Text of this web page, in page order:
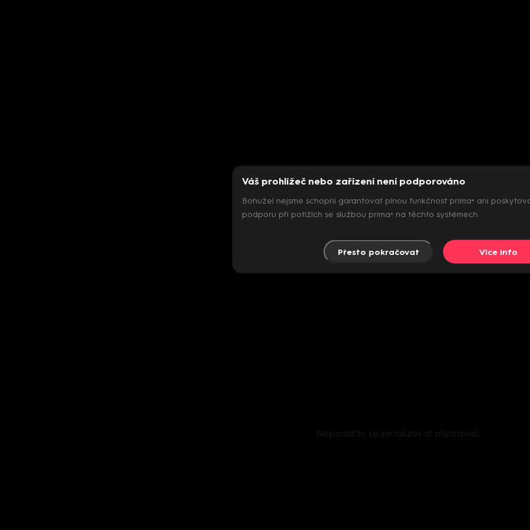
Nepodařilo se inicializovat přehrávač
Váš prohlížeč nebo zařízení není podporováno
Bohužel nejsme schopni garantovat plnou funkčnost prima+ ani
podporu při potížích se službou prima+ na těchto systémech.
Přesto pokračovat Více info